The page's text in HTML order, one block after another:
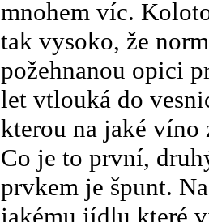
mnohem víc.
tak vysoko, že
požehnanou opici
let vtlouká do
kterou na jaké
Co je to první,
prvkem je špunt.
jakému jídlu které